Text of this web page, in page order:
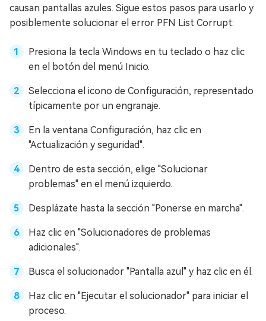
causan pantallas azules. Sigue estos pasos para usarlo y
posiblemente solucionar el error PFN List Corrupt:
Presiona la tecla Windows en tu teclado o haz clic
en el botón del menú Inicio.
Selecciona el icono de Configuración, representado
típicamente por un engranaje.
En la ventana Configuración, haz clic en
"Actualización y seguridad".
Dentro de esta sección, elige "Solucionar
problemas" en el menú izquierdo.
Desplázate hasta la sección "Ponerse en marcha".
Haz clic en "Solucionadores de problemas
adicionales".
Busca el solucionador "Pantalla azul" y haz clic en él.
Haz clic en "Ejecutar el solucionador" para iniciar el
proceso.